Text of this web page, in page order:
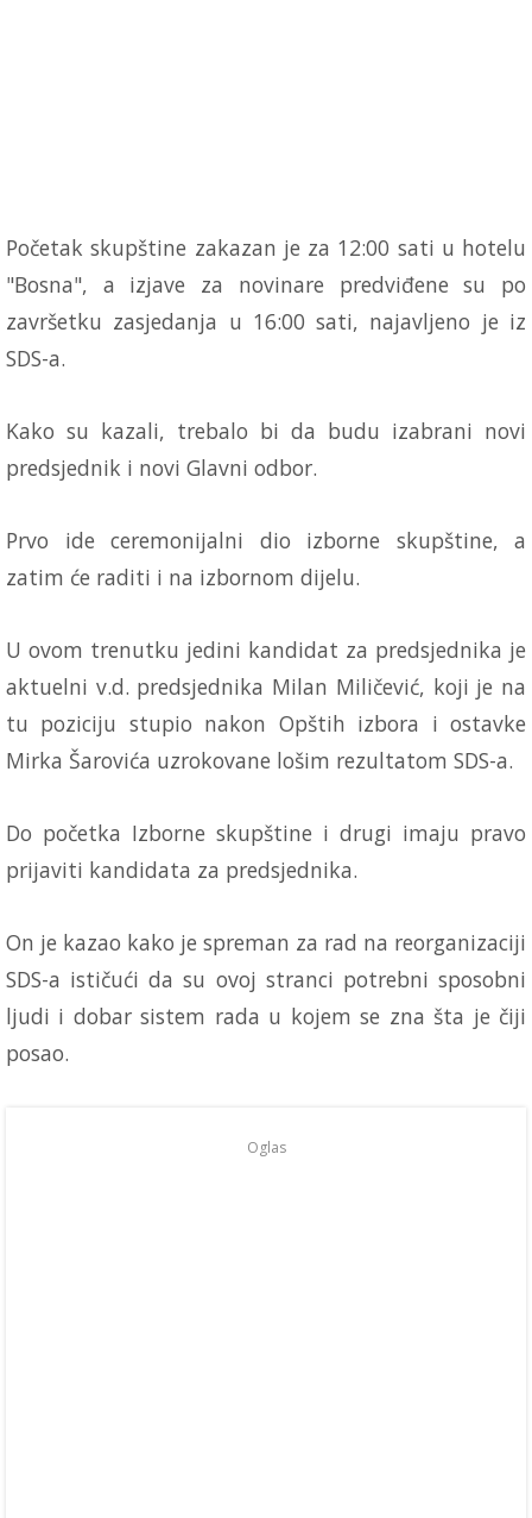
Početak skupštine zakazan je za 12:00 sati u hotelu
"Bosna", a izjave za novinare predviđene su po
završetku zasjedanja u 16:00 sati, najavljeno je iz
SDS-a.
Kako su kazali, trebalo bi da budu izabrani novi
predsjednik i novi Glavni odbor.
Prvo ide ceremonijalni dio izborne skupštine, a
zatim će raditi i na izbornom dijelu.
U ovom trenutku jedini kandidat za predsjednika je
aktuelni v.d. predsjednika Milan Miličević, koji je na
tu poziciju stupio nakon Opštih izbora i ostavke
Mirka Šarovića uzrokovane lošim rezultatom SDS-a.
Do početka Izborne skupštine i drugi imaju pravo
prijaviti kandidata za predsjednika.
On je kazao kako je spreman za rad na reorganizaciji
SDS-a ističući da su ovoj stranci potrebni sposobni
ljudi i dobar sistem rada u kojem se zna šta je čiji
posao.
Oglas